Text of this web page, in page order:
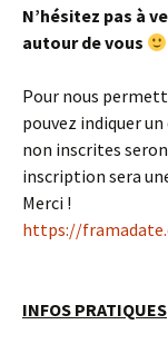
N’hésitez pas à
autour de vous
Pour nous
pouvez indiquer
non inscrites
inscription sera
Merci !
https://
INFOS PRATIQUES